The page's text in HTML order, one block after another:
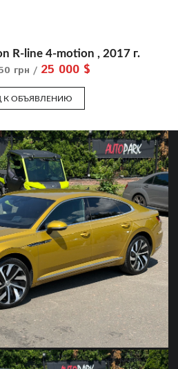
R-line 4-motion , 2017 г.
грн / 25 000 $
К ОБЪЯВЛЕНИЮ